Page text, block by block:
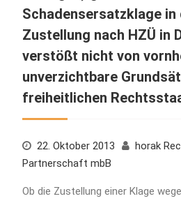
Schadensersatzklage in
Zustellung nach HZÜ in
verstößt nicht von
unverzichtbare
freiheitlichen
22. Oktober 2013
horak
Partnerschaft mbB
Ob die Zustellung einer Klage